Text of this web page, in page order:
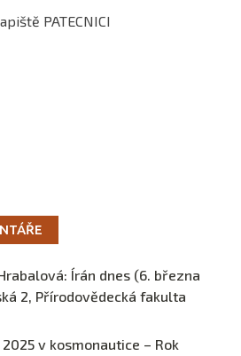
PATECNICI
Írán dnes (6. března
2, Přírodovědecká fakulta
v kosmonautice – Rok